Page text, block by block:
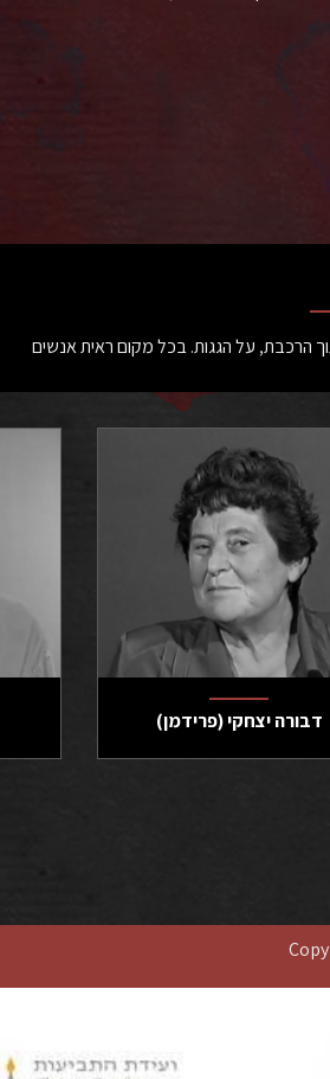
הרכבת, על הגגות. בכל מקום ראית אנשים
דבורה יצחקי (פרידמן)